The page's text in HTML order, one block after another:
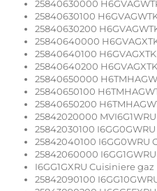
25840630000
25840630100
25840630200
25840640000
25840640100
25840640200
25840650000
25840650100
25840650200
25842020000
25842030100
25842040100 I6GG0WRU
25842060000
I6GG1GXRU Cuisiniere gaz
25842090100